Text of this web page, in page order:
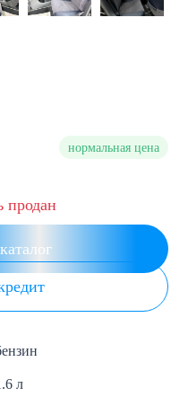
нормальная цена
продан
л